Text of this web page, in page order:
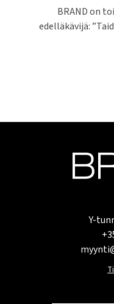
BRAND on
edelläkävijä:
Y-